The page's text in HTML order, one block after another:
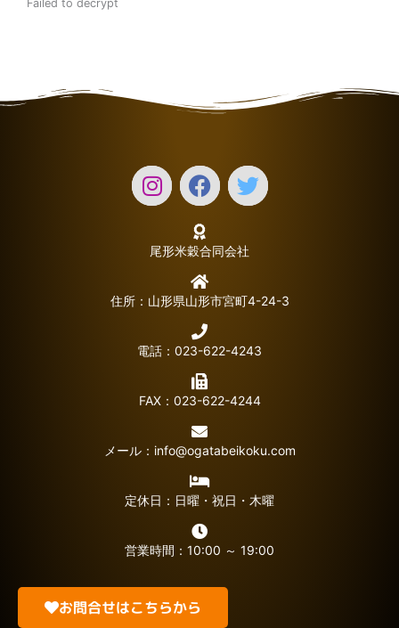
Failed to decrypt
尾形米穀合同会社
住所：山形県山形市宮町4-24-3
電話：023-622-4243
FAX：023-622-4244
メール： info@ogatabeikoku.com
定休日：日曜・祝日・木曜
営業時間：10:00 ～ 19:00
お問合せはこちらから